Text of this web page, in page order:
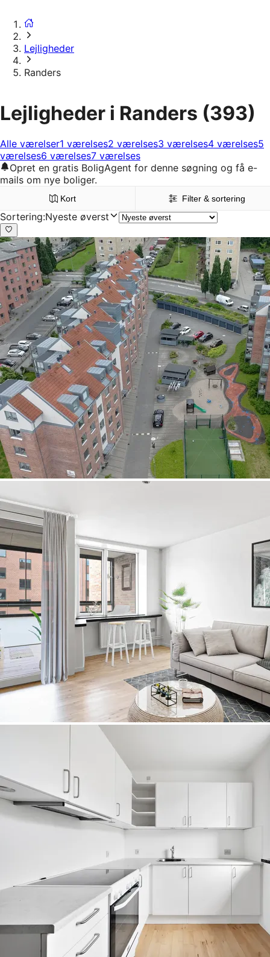
Lejligheder
Randers
Lejligheder i Randers (393)
Alle værelser1 værelses2 værelses3 værelses4 værelses5
værelses6 værelses7 værelses
Opret en gratis BoligAgent for denne søgning og få e-
mails om nye boliger.
Kort Filter & sortering
Sortering:Nyeste øverst